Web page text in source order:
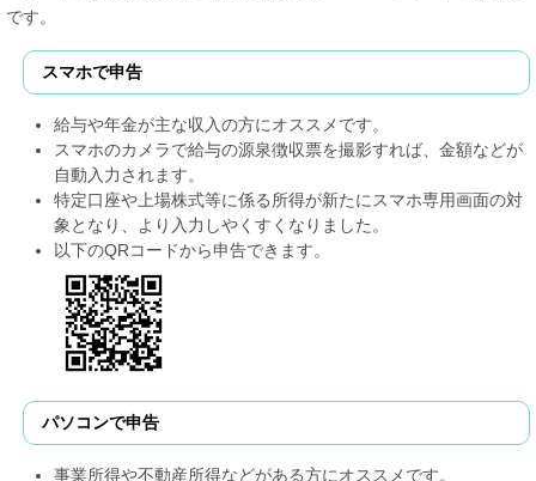
です。
スマホで申告
給与や年金が主な収入の方にオススメです。
スマホのカメラで給与の源泉徴収票を撮影すれば、金額などが
自動入力されます。
特定口座や上場株式等に係る所得が新たにスマホ専用画面の対
象となり、より入力しやくすくなりました。
以下のQRコードから申告できます。
パソコンで申告
事業所得や不動産所得などがある方にオススメです。